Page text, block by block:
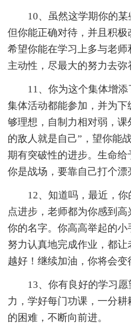
10、虽然这学期你的某
但你能正确对待，并且积极
希望你能在学习上多与老
主动性，尽最大的努力去弥
11、你为这个集体增
集体活动都能参加，并为
够理想，自制力相对弱，
的敌人就是自己”，望你能
期有突破性的进步。生命
你是战场，要靠自己打个漂
12、知道吗，最近，
点进步，老师都为你感到
你的名字。你高高举起的
努力认真地完成作业，都
越好！继续加油，你将会变
13、你有良好的学习
力，学好每门功课，一分
的困难，不断向前进。